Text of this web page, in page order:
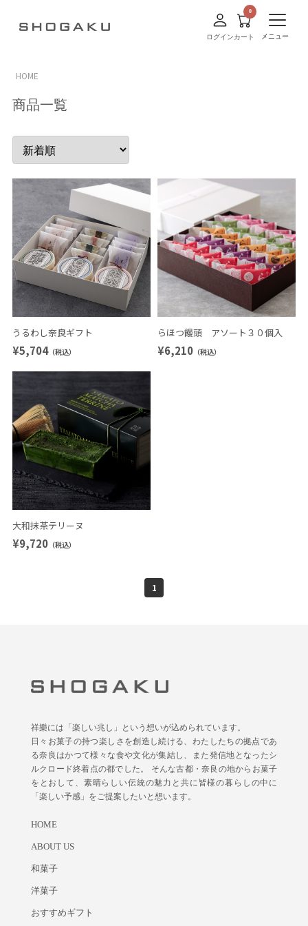
ログインカート メニュー
HOME
商品一覧
うるわし奈良ギフト
¥5,704（税込）
らほつ饅頭 アソート３０個入
¥6,210 （税込）
大和抹茶テリーヌ
¥9,720（税込）
1
祥樂には「楽しい兆し」という想いが込められています。
日々お菓子の持つ楽しさを創造し続ける、わたしたちの拠点であ
る奈良はかつて様々な食や文化が集結し、また発信地となったシ
ルクロード終着点の都でした。 そんな古都・奈良の地からお菓子
をとおして、素晴らしい伝統の魅力と共に皆様の暮らしの中に
「楽しい予感」をご提案したいと想います。
HOME
ABOUT US
和菓子
洋菓子
おすすめギフト